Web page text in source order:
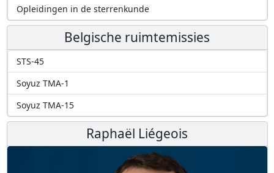
Opleidingen in de sterrenkunde
Belgische ruimtemissies
STS-45
Soyuz TMA-1
Soyuz TMA-15
Raphaël Liégeois